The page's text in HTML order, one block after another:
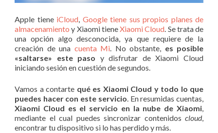
Apple tiene iCloud, Google tiene sus propios planes de
almacenamiento y Xiaomi tieneXiaomi Cloud. Se trata de
una opción algo desconocida, ya que requiere de la
creación de una cuenta Mi. No obstante, es posible
«saltarse» este paso y disfrutar de Xiaomi Cloud
iniciando sesión en cuestión de segundos.
Vamos a contarte qué es Xiaomi Cloud y todo lo que
puedes hacer con este servicio. En resumidas cuentas,
Xiaomi Cloud es el servicio en la nube de Xiaomi,
mediante el cual puedes sincronizar contenidos cloud,
encontrar tu dispositivo si lo has perdido y más.